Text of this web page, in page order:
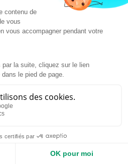
expert
des IAs
mois) :
sur la fiscalité suisse
entrepreneurs romands